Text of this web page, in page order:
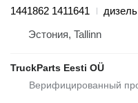
1441862 1411641
дизель
Эстония, Tallinn
TruckParts Eesti OÜ